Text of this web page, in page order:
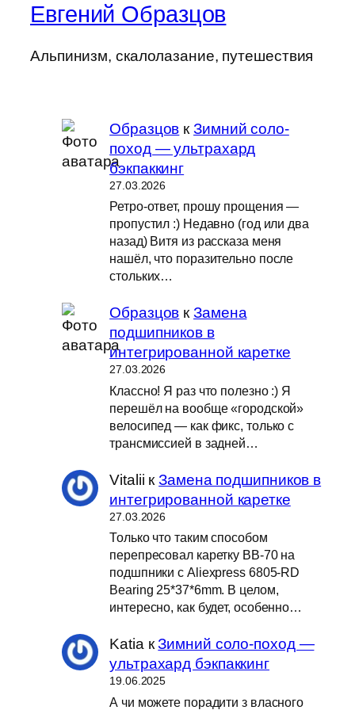
Евгений Образцов
Альпинизм, скалолазание, путешествия
Образцов кЗимний соло-
поход — ультрахард
бэкпаккинг
27.03.2026
Ретро-ответ, прошу прощения —
пропустил :) Недавно (год или два
назад) Витя из рассказа меня
нашёл, что поразительно после
стольких…
Образцов кЗамена
подшипников в
интегрированной каретке
27.03.2026
Классно! Я раз что полезно :) Я
перешёл на вообще «городской»
велосипед — как фикс, только с
трансмиссией в задней…
Vitalii кЗамена подшипников в
интегрированной каретке
27.03.2026
Только что таким способом
перепресовал каретку BB-70 на
подшпники с Aliexpress 6805-RD
Bearing 25*37*6mm. В целом,
интересно, как будет, особенно…
Katia кЗимний соло-поход —
ультрахард бэкпаккинг
19.06.2025
А чи можете порадити з власного